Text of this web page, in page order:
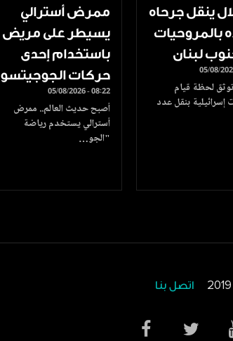
ينقل جرحاه
بالمروحيات
لبنان
05/08/
لحظة قيام
إسرائيلية بنقل عدد
ممرض أسترالي
يسيطر على مريض
باستخدام إحدى
حركات الجوجيتسو
05/08/2026 - 08:22
أصبح حديث العالم.. ممرض
أسترالي يستخدم رياضة
"الجو…
اتصل بنا